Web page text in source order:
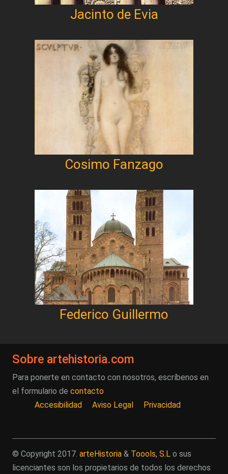
Jacinto de Evia
Cosimo Fanzago
Federico Guillermo
Sobre artehistoria.com
Para ponerte en contacto con nosotros, escríbenos en
el formulario de contacto
Accesibilidad
Aviso Legal Privacidad
© Copyright 2017. arteHistoria & Toools, S.L o sus
licenciantes son los propietarios de todos los derechos